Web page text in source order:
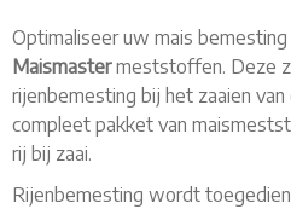
Optimaliseer uw mais
Maismastermeststoffen. Deze
rijenbemesting bij het zaaien
compleet pakket van
rij bij zaai.
Rijenbemesting wordt